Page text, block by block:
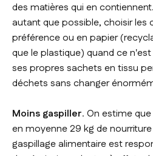
des matières qui en
autant que possible, choisir les
préférence ou en papier
que le plastique) quand ce
ses propres sachets en tissu
déchets sans changer
Moins gaspiller. On estime
en moyenne 29 kg de
gaspillage alimentaire est